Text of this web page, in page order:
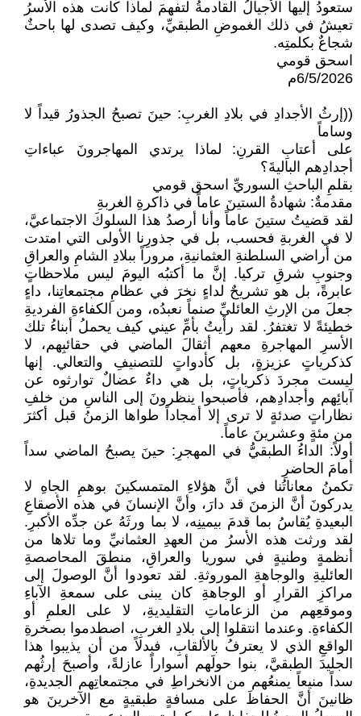
ستعودُ إليها الأجيالُ القادمةُ لتفهمَ لماذا كانت هذه الأسرُ
تعيشُ في ذلك الغموضِ الطبقيِّ، وكيف تصدى لها باحثٌ
شجاعٌ بكلمتِه.
اسحق قومي
6/5/2026م
((إرثُ الأجدادِ في بلادِ الغربِ: حينَ تصبحُ الجذورُ قيداً لا
وساماً
على أعتابِ القرنِ: لماذا يرتدي المهاجرونَ عباءاتِ
أجدادِهم الباليةَ؟
بقلمِ الباحثِ السوريِّ اسحق قومي
مقدمةٌ: شهادةُ الستينَ عاماً في ذاكرةِ الغربةِ
لقد قضيتُ ستينَ عاماً وأنا أرصدُ هذا السلوكَ الاجتماعيَّ،
لا في الغربةِ فحسب، بل في جذورِنا الأولى التي امتدت
من أراضي السلطنةِ العثمانيةِ، مروراً ببلادِ الشامِ والعراقِ
وجنوبِ شرقِ تركيا. إنَّ ما أكتبُه اليومَ ليس ملاحظاتٍ
عابرةً، بل هو تشريحٌ لداءٍ نخرَ في عظامِ مجتمعاتِنا، داءٍ
جعلَ من الإرثِ العائليِّ صنماً نعبدُه، ومن الكفاءةِ الفرديةِ
خطيئةً لا تغتفرُ. لقد رأيتُ بأمِّ عيني كيف يحملُ أبناءُ تلك
الأسرِ المهاجرةِ معهم أثقالَ الماضي في حقائبِهم، لا
كذكرياتٍ عزيزةٍ، بل كأدواتٍ للتصنيفِ والتعالي. إنها
ليست مجردَ ذكرياتٍ، بل هي داءٌ عضالٌ توارثوه عن
آبائِهم وأجدادِهم، فأصبحوا ينظرونَ إلى الناسِ من خلفِ
نظاراتٍ صدئةٍ لا ترى إلا أمجاداً طواها الزمنُ قبل أكثرَ
من مئةٍ وعشرينَ عاماً.
أولاً: الداءُ الطبقيُّ في المهجرِ: حينَ يصبحُ الماضي سداً
أمامَ الحاضرِ
تكمنُ معاناتُنا في أنَّ هؤلاءِ المتمسكينَ بوهمِ الجاهِ لا
يدركونَ أنَّ الزمنَ قد دارَ، وأنَّ الإنسانَ في هذه الأصقاعِ
البعيدةِ يُقاسُ بما قدمَ بيمينِه، لا بما ورثَهُ عن جدِّه الأكبرِ.
لقد ورثت هذه الأسرُ من العهدِ العثمانيِّ وما تلاها من
أنظمةٍ وطنيةٍ في سوريا والعراقِ، منطقَ المحاصصةِ
العائليةِ والوجاهةِ الموروثةِ. لقد تعودوا أنَّ الوصولَ إلى
مراكزِ القرارِ أو الوجاهةِ كان يبنى على سمعةِ الآباءِ
وموقعِهم من الزعاماتِ التقليديةِ، لا على العلمِ أو
الكفاءةِ. وعندما انتقلوا إلى بلادِ الغربِ، اصطدموا بصخرةِ
الواقعِ الذي لا يعترفُ بالألقابِ، فبدلاً من أن يذيبوا هذا
الجليدَ الطبقيَّ، بنوا حولَهم أسواراً عازلةً، وأصبحَ إرثُهم
سداً منيعاً يمنعُهم من الانخراطِ في مجتمعاتِهم الجديدةِ،
ظانينَ أنَّ الحفاظَ على مسافةٍ طبقيةٍ مع الآخرينَ هو